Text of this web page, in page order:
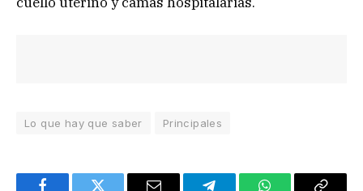
Lo que hay que saber Principales